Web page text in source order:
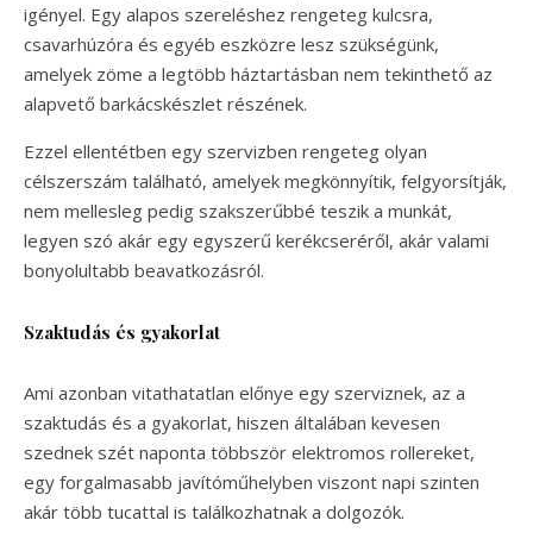
igényel. Egy alapos szereléshez rengeteg kulcsra,
csavarhúzóra és egyéb eszközre lesz szükségünk,
amelyek zöme a legtöbb háztartásban nem tekinthető az
alapvető barkácskészlet részének.
Ezzel ellentétben egy szervizben rengeteg olyan
célszerszám található, amelyek megkönnyítik, felgyorsítják,
nem mellesleg pedig szakszerűbbé teszik a munkát,
legyen szó akár egy egyszerű kerékcseréről, akár valami
bonyolultabb beavatkozásról.
Szaktudás és gyakorlat
Ami azonban vitathatatlan előnye egy szerviznek, az a
szaktudás és a gyakorlat, hiszen általában kevesen
szednek szét naponta többször elektromos rollereket,
egy forgalmasabb javítóműhelyben viszont napi szinten
akár több tucattal is találkozhatnak a dolgozók.